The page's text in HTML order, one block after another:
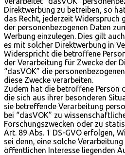
Direktwerbung zu betreiben, so
das Recht, jederzeit Widerspruch
der personenbezogenen Daten
Werbung einzulegen. Dies gilt
es mit solcher Direktwerbung in
Widerspricht die betroffene
der Verarbeitung für Zwecke der
“dasVOK” die
diese Zwecke verarbeiten.
Zudem hat die betroffene Person
die sich aus ihrer besonderen
sie betreffende Verarbeitung
bei “dasVOK” zu
Forschungszwecken oder zu
Art. 89 Abs. 1 DS-GVO erfolgen,
sei denn, eine solche
öffentlichen Interesse liegenden